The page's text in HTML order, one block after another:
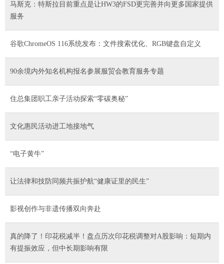
马斯克：特斯拉目前重点是让HW3的FSD更完善并向更多国家提供
服务
谷歌ChromeOS 116系统发布：文件搜索优化、RGB键盘自定义
90余境内外知名机构报名参展服贸会教育服务专题
住总集团职工亲子活动探索“零碳奥秘”
文化惠民活动进工地接地气
“电子黄牛”
让法律和技防同频共振护航“健康证里的民生”
影视创作与非遗传播双向奔赴
真的降了！印花税减半！盘点历次印花税调整对A股影响：短期内
有提振效应，但中长期影响有限